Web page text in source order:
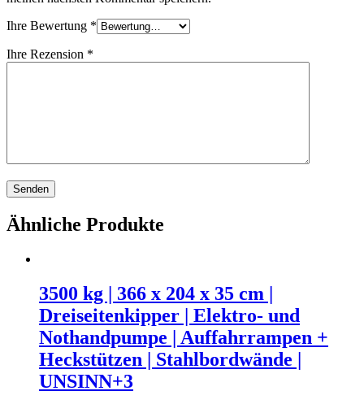
Ihre Bewertung *
Ihre Rezension *
Ähnliche Produkte
3500 kg | 366 x 204 x 35 cm |
Dreiseitenkipper | Elektro- und
Nothandpumpe | Auffahrrampen +
Heckstützen | Stahlbordwände |
UNSINN+3